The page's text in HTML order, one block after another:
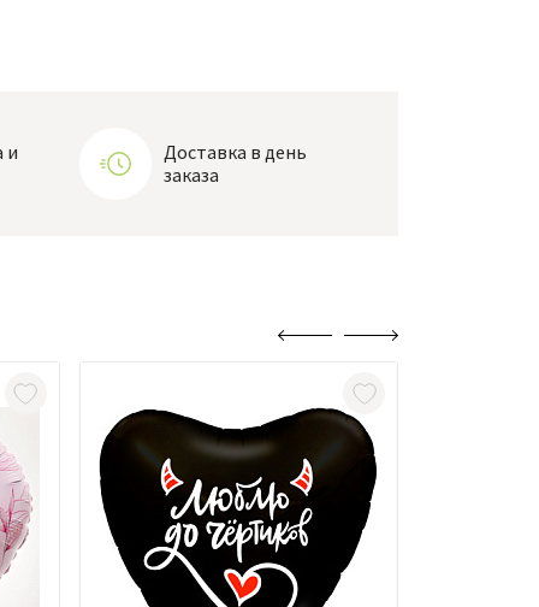
и
Доставка в день
заказа